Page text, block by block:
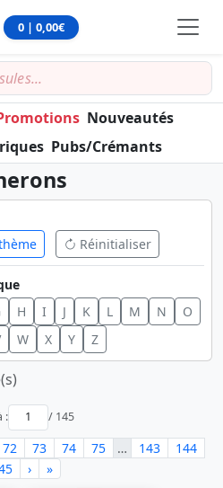
0 | 0,00€
Nouveautés
Pubs/Crémants
Réinitialiser
H I J K L M N
O
W X Y Z
: / 145
72 73 74 75 … 143
144
› »